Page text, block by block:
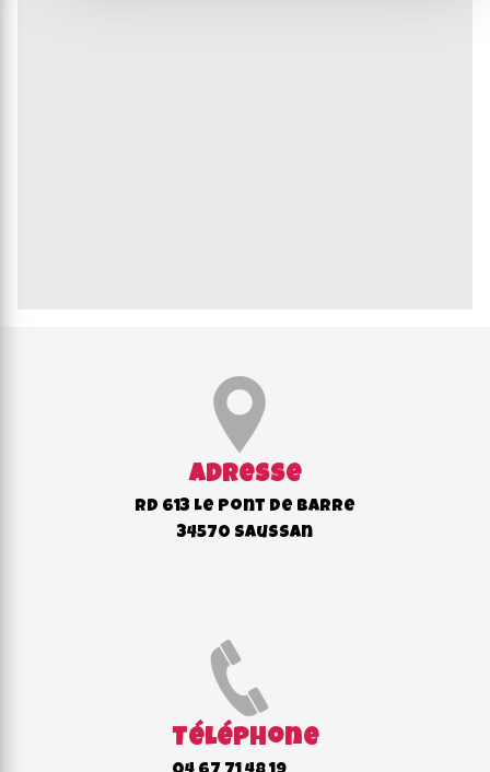
Adresse
RD 613 Le Pont de Barre
34570 Saussan
Téléphone